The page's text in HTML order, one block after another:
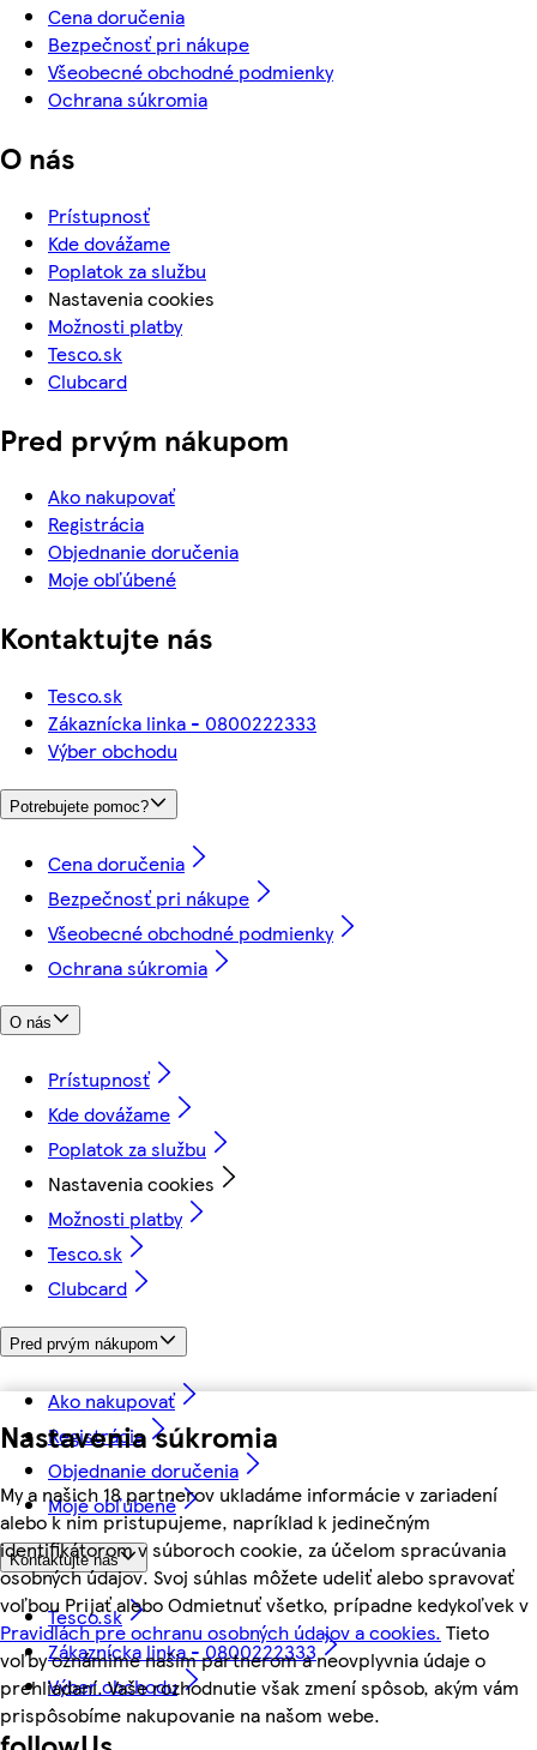
Nastavenia súkromia
My a našich 18 partnerov ukladáme informácie v zariadení
alebo k nim pristupujeme, napríklad k jedinečným
identifikátorom v súboroch cookie, za účelom spracúvania
osobných údajov. Svoj súhlas môžete udeliť alebo spravovať
voľbou Prijať alebo Odmietnuť všetko, prípadne kedykoľvek v
Pravidlách pre ochranu osobných údajov a cookies. Tieto
voľby oznámime našim partnerom a neovplyvnia údaje o
prehliadaní. Vaše rozhodnutie však zmení spôsob, akým vám
prispôsobíme nakupovanie na našom webe.
Cena doručenia
Bezpečnosť pri nákupe
Všeobecné obchodné podmienky
Ochrana súkromia
O nás
Prístupnosť
Kde dovážame
Poplatok za službu
Nastavenia cookies
Možnosti platby
Tesco.sk
Clubcard
Pred prvým nákupom
Ako nakupovať
Registrácia
Objednanie doručenia
Moje obľúbené
Kontaktujte nás
Tesco.sk
Zákaznícka linka - 0800222333
Výber obchodu
Potrebujete pomoc?
Cena doručenia
Bezpečnosť pri nákupe
Všeobecné obchodné podmienky
Ochrana súkromia
O nás
Prístupnosť
Kde dovážame
Poplatok za službu
Nastavenia cookies
Možnosti platby
Tesco.sk
Clubcard
Pred prvým nákupom
Ako nakupovať
Registrácia
Objednanie doručenia
Moje obľúbené
Kontaktujte nás
Tesco.sk
Zákaznícka linka - 0800222333
Výber obchodu